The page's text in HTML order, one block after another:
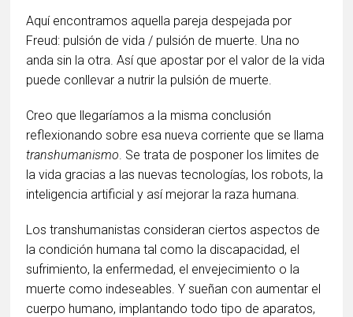
Aquí encontramos aquella pareja despejada por
Freud: pulsión de vida / pulsión de muerte. Una no
anda sin la otra. Así que apostar por el valor de la vida
puede conllevar a nutrir la pulsión de muerte.
Creo que llegaríamos a la misma conclusión
reflexionando sobre esa nueva corriente que se llama
transhumanismo. Se trata de posponer los limites de
la vida gracias a las nuevas tecnologías, los robots, la
inteligencia artificial y así mejorar la raza humana.
Los transhumanistas consideran ciertos aspectos de
la condición humana tal como la discapacidad, el
sufrimiento, la enfermedad, el envejecimiento o la
muerte como indeseables. Y sueñan con aumentar el
cuerpo humano, implantando todo tipo de aparatos,